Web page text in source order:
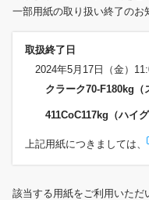
一部用紙の取り扱い終了のお
取扱終了日
2024年5月17日（金）
クラーク70-F180kg（
411CoC117kg（ハイ
上記用紙につきましては、
該当する用紙をご利用いただ